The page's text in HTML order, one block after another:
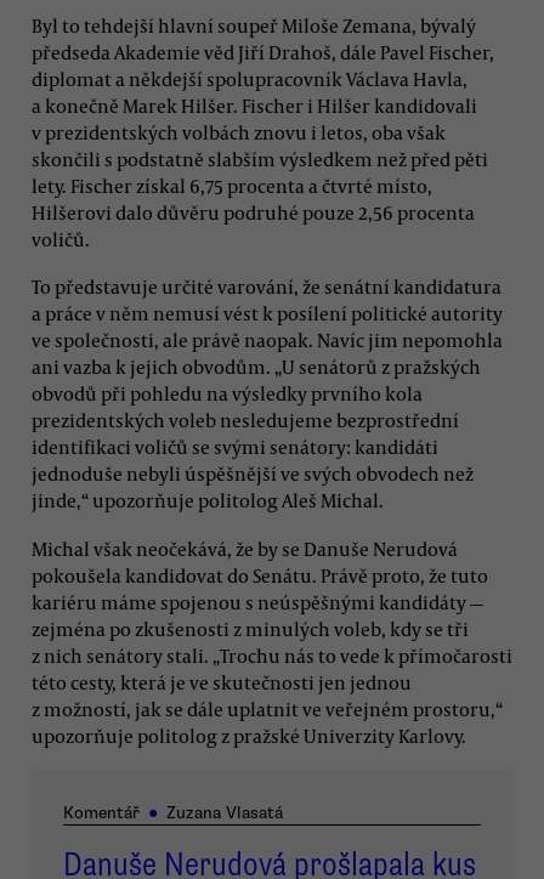
Byl to tehdejší hlavní soupeř Miloše Zemana, bývalý
předseda Akademie věd Jiří Drahoš, dále Pavel Fischer,
diplomat a někdejší spolupracovník Václava Havla,
a konečně Marek Hilšer. Fischer i Hilšer kandidovali
v prezidentských volbách znovu i letos, oba však
skončili s podstatně slabším výsledkem než před pěti
lety. Fischer získal 6,75 procenta a čtvrté místo,
Hilšerovi dalo důvěru podruhé pouze 2,56 procenta
voličů.
To představuje určité varování, že senátní kandidatura
a práce v něm nemusí vést k posílení politické autority
ve společnosti, ale právě naopak. Navíc jim nepomohla
ani vazba k jejich obvodům. „U senátorů z pražských
obvodů při pohledu na výsledky prvního kola
prezidentských voleb nesledujeme bezprostřední
identifikaci voličů se svými senátory: kandidáti
jednoduše nebyli úspěšnější ve svých obvodech než
jinde,“ upozorňuje politolog Aleš Michal.
Michal však neočekává, že by se Danuše Nerudová
pokoušela kandidovat do Senátu. Právě proto, že tuto
kariéru máme spojenou s neúspěšnými kandidáty —
zejména po zkušenosti z minulých voleb, kdy se tři
z nich senátory stali. „Trochu nás to vede k přímočarosti
této cesty, která je ve skutečnosti jen jednou
z možností, jak se dále uplatnit ve veřejném prostoru,“
upozorňuje politolog z pražské Univerzity Karlovy.
Komentář ● Zuzana Vlasatá
Danuše Nerudová prošlapala kus